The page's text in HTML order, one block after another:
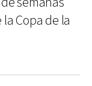
Copa de la